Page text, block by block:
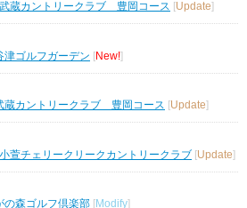
武蔵カントリークラブ 豊岡コース
Update
津ゴルフガーデン [New!]
蔵カントリークラブ 豊岡コース
Update
萱チェリークリークカントリークラブ [Update]
の森ゴルフ倶楽部
Modify